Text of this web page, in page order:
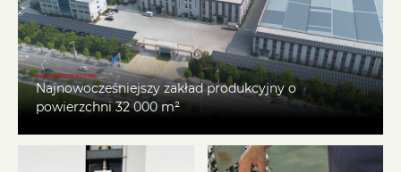
ZAKŁAD PRODUKCYJNY
Najnowocześniejszy zakład produkcyjny o
powierzchni 32 000 m²